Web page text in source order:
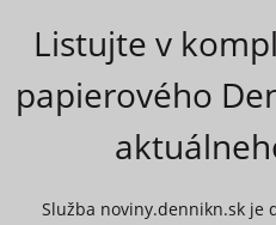
Listujte v
papierového
Služba noviny.dennikn.sk